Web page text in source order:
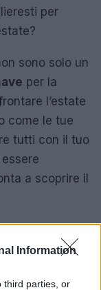
Information
third parties, or
per
sono solo un
per la
l’estate
come le tue
tutti con il tuo
a scoprire il